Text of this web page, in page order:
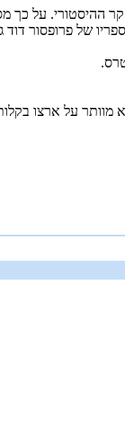
של פרופסור